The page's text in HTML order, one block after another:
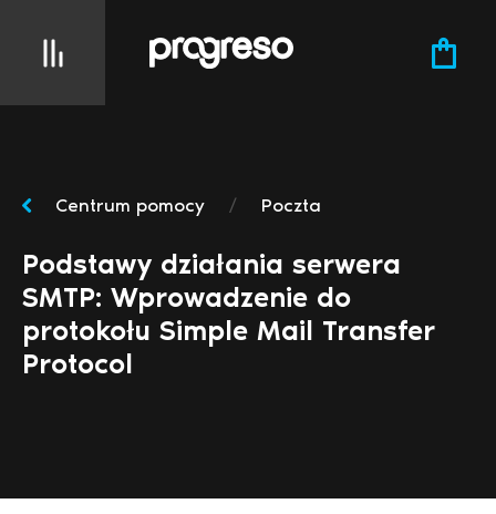
Centrum pomocy / Poczta
Podstawy działania serwera
SMTP: Wprowadzenie do
protokołu Simple Mail Transfer
Protocol